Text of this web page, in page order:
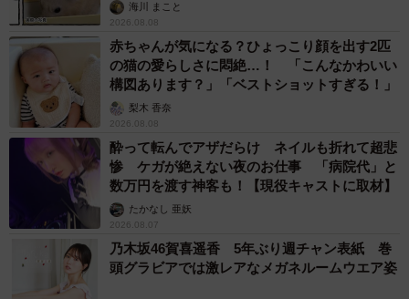
海川 まこと
2026.08.08
赤ちゃんが気になる？ひょっこり顔を出す2匹
の猫の愛らしさに悶絶…！ 「こんなかわいい
構図あります？」「ベストショットすぎる！」
梨木 香奈
2026.08.08
酔って転んでアザだらけ ネイルも折れて超悲
惨 ケガが絶えない夜のお仕事 「病院代」と
数万円を渡す神客も！【現役キャストに取材】
たかなし 亜妖
2026.08.07
乃木坂46賀喜遥香 5年ぶり週チャン表紙 巻
頭グラビアでは激レアなメガネルームウエア姿